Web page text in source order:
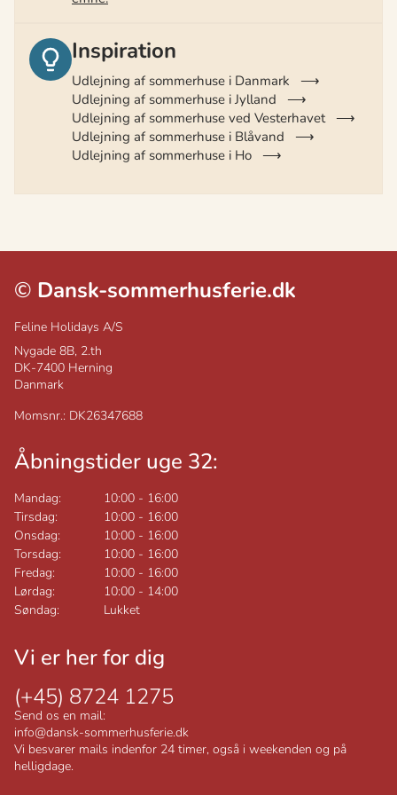
Inspiration
Udlejning af sommerhuse i Danmark
Udlejning af sommerhuse i Jylland
Udlejning af sommerhuse ved Vesterhavet
Udlejning af sommerhuse i Blåvand
Udlejning af sommerhuse i Ho
© Dansk-sommerhusferie.dk
Feline Holidays A/S
Nygade 8B, 2.th
DK-7400 Herning
Danmark
Momsnr.: DK26347688
Åbningstider uge 32:
Mandag: 10:00 - 16:00
Tirsdag:
10:00 - 16:00
Onsdag:
10:00 - 16:00
Torsdag:
10:00 - 16:00
Fredag:
10:00 - 16:00
Lørdag:
10:00 - 14:00
Søndag:
Lukket
Vi er her for dig
(+45) 8724 1275
Send os en mail:
info@dansk-sommerhusferie.dk
Vi besvarer mails indenfor 24 timer, også i weekenden og på
helligdage.